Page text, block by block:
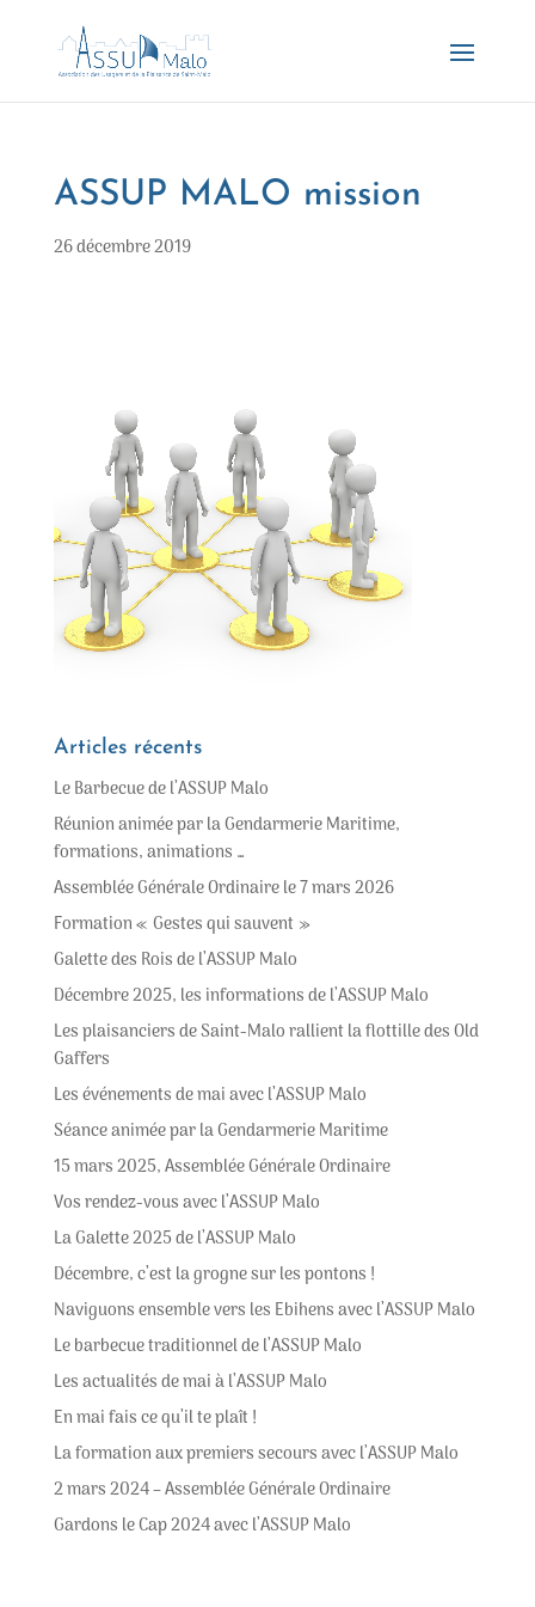
ASSUP MALO mission
26 décembre 2019
Articles récents
Le Barbecue de l’ASSUP Malo
Réunion animée par la Gendarmerie Maritime,
formations, animations …
Assemblée Générale Ordinaire le 7 mars 2026
Formation « Gestes qui sauvent »
Galette des Rois de l’ASSUP Malo
Décembre 2025, les informations de l’ASSUP Malo
Les plaisanciers de Saint-Malo rallient la flottille des Old
Gaffers
Les événements de mai avec l’ASSUP Malo
Séance animée par la Gendarmerie Maritime
15 mars 2025, Assemblée Générale Ordinaire
Vos rendez-vous avec l’ASSUP Malo
La Galette 2025 de l’ASSUP Malo
Décembre, c’est la grogne sur les pontons !
Naviguons ensemble vers les Ebihens avec l’ASSUP Malo
Le barbecue traditionnel de l’ASSUP Malo
Les actualités de mai à l’ASSUP Malo
En mai fais ce qu’il te plaît !
La formation aux premiers secours avec l’ASSUP Malo
2 mars 2024 – Assemblée Générale Ordinaire
Gardons le Cap 2024 avec l’ASSUP Malo